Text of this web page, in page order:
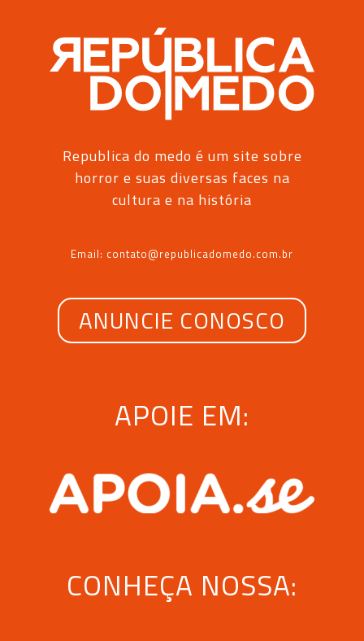
Republica do medo é um site sobre
horror e suas diversas faces na
cultura e na história
Email: contato@republicadomedo.com.br
ANUNCIE CONOSCO
APOIE EM:
CONHEÇA NOSSA: